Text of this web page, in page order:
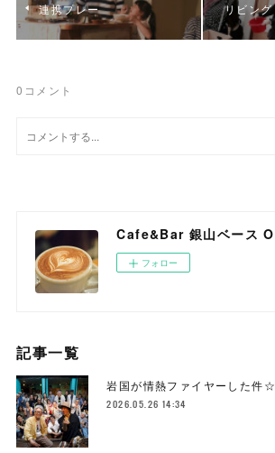
連携プレー リビング
0 コメント
フォロー
記事一覧
岩国が情熱ファイヤーした件☆
2026.05.26 14:34